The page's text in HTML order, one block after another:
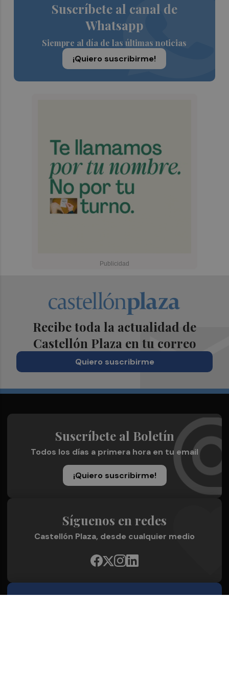
Suscríbete al canal de
Whatsapp
Siempre al día de las últimas noticias
¡Quiero suscribirme!
Recibe toda la actualidad de
Castellón Plaza en tu correo
Quiero suscribirme
Suscríbete al Boletín
Todos los días a primera hora en tu email
¡Quiero suscribirme!
Síguenos en redes
Castellón Plaza, desde cualquier medio